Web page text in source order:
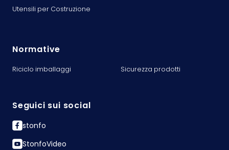
Utensili per Costruzione
Normative
Riciclo imballaggi Sicurezza prodotti
Seguici sui social
stonfo
StonfoVideo